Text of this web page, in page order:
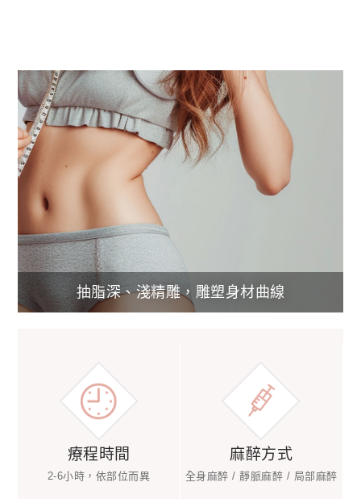
抽脂深、淺精雕，雕塑身材曲線
療程時間
2-6小時，依部位而異
麻醉方式
全身麻醉 / 靜脈麻醉 / 局部麻醉